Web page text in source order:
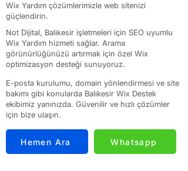
Wix Yardım çözümlerimizle web sitenizi
güçlendirin.
Not Dijital, Balıkesir işletmeleri için SEO uyumlu
Wix Yardım hizmeti sağlar. Arama
görünürlüğünüzü artırmak için özel Wix
optimizasyon desteği sunuyoruz.
E-posta kurulumu, domain yönlendirmesi ve site
bakımı gibi konularda Balıkesir Wix Destek
ekibimiz yanınızda. Güvenilir ve hızlı çözümler
için bize ulaşın.
Hemen Ara Whatsapp